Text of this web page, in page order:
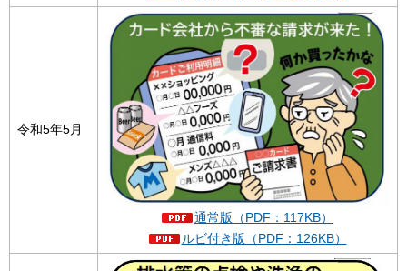
令和5年5月
通常版（PDF：117KB）
ルビ付き版（PDF：126KB）